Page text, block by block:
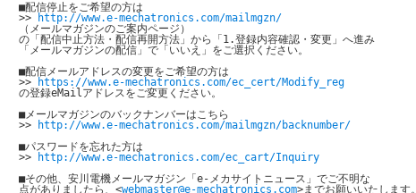
■配信停止をご希望の方は
>>
http://www.e-mechatronics.com/mailmgzn/
（メールマガジンのご案内ページ）
の「配信中止方法・配信再開方法」から「1.登録内容確認・変更」へ進み
「メールマガジンの配信」で「いいえ」をご選択ください。
■配信メールアドレスの変更をご希望の方は
>>
https://www.e-mechatronics.com/ec_cert/Modify_reg
の登録eMailアドレスをご変更ください。
■メールマガジンのバックナンバーはこちら
>>
http://www.e-mechatronics.com/mailmgzn/backnumber/
■パスワードを忘れた方は
>>
http://www.e-mechatronics.com/ec_cart/Inquiry
■その他、安川電機メールマガジン「e-メカサイトニュース」でご不明な
点がありましたら、<webmaster@e-mechatronics.com>までお願いいたします。